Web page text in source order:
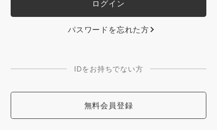
パスワードを忘れた方
IDをお持ちでない方
無料会員登録